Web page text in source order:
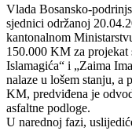
Podijeli:
Odštampaj stranicu
Odobrena dodatna
Vlada Bosansko-
sjednici održanoj
kantonalnom
150.000 KM za projekat
Islamagića“ i „Zaima
nalaze u lošem stanju, a